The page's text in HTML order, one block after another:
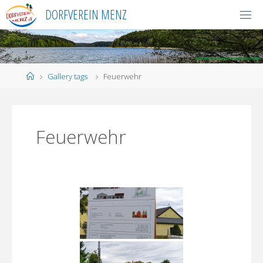
Skip
to
content
DORFVEREIN MENZ
HomeGallery tags Feuerwehr
Feuerwehr